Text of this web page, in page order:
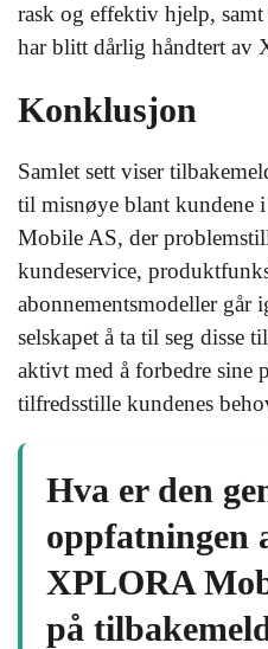
rask og effektiv hjelp,
har blitt dårlig håndtert av
Konklusjon
Samlet sett viser
til misnøye blant
Mobile AS, der
kundeservice,
abonnementsmodeller går
selskapet å ta til seg disse
aktivt med å forbedre sine
tilfredsstille kundenes
Hva er den
oppfatningen
XPLORA
på